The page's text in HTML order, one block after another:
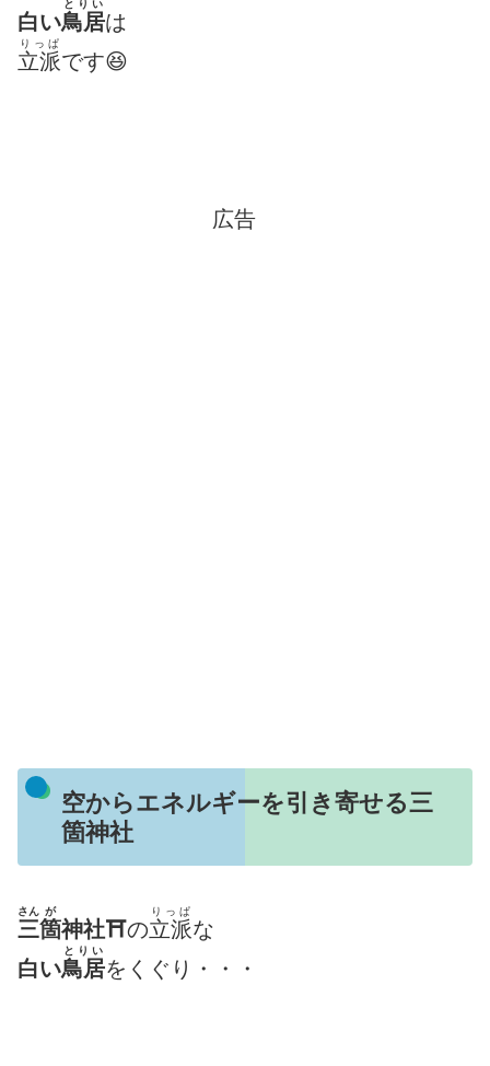
白い鳥居
とりい
は
立派
りっぱ
です😆
広告
空からエネルギーを引き寄せる三
箇神社
三
さん
箇
が
神社⛩の立派
りっぱ
な
白い鳥居
とりい
をくぐり・・・